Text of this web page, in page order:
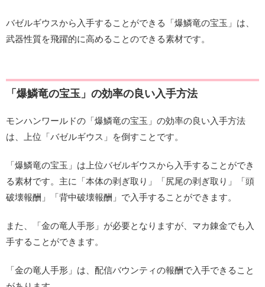
バゼルギウスから入手することができる「爆鱗竜の宝玉」は、
武器性質を飛躍的に高めることのできる素材です。
「爆鱗竜の宝玉」の効率の良い入手方法
モンハンワールドの「爆鱗竜の宝玉」の効率の良い入手方法
は、上位「バゼルギウス」を倒すことです。
「爆鱗竜の宝玉」は上位バゼルギウスから入手することができ
る素材です。主に「本体の剥ぎ取り」「尻尾の剥ぎ取り」「頭
破壊報酬」「背中破壊報酬」で入手することができます。
また、「金の竜人手形」が必要となりますが、マカ錬金でも入
手することができます。
「金の竜人手形」は、配信バウンティの報酬で入手できること